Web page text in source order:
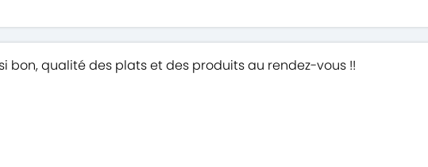
bon, qualité des plats et des produits au rendez-vous !!